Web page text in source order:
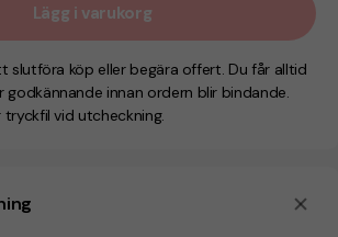
Lägg i varukorg
slutföra köp eller begära offert. Du får alltid
godkännande innan ordern blir bindande.
vid utcheckning.